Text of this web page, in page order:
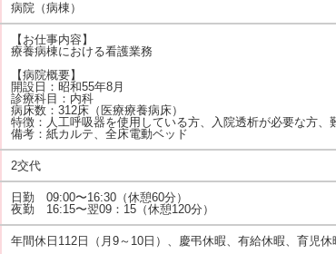
病院（病棟）
【お仕事内容】
療養病棟における看護業務
【病院概要】
開設日：昭和55年8月
診療科目：内科
病床数：312床（医療療養病床）
特徴：人工呼吸器を使用している方、入院透析が必要な方、
備考：紙カルテ、全床電動ベッド
2交代
日勤 09:00〜16:30（休憩60分）
夜勤 16:15〜翌09：15（休憩120分）
年間休日112日（月9～10日）、慶弔休暇、有給休暇、育児